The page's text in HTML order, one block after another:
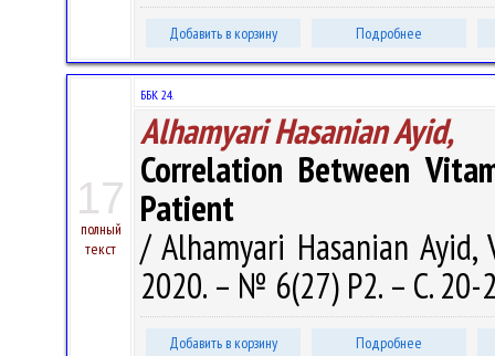
Добавить в корзину Подробнее
17
полный
текст
ББК 24.
Alhamyari Hasanian Ayid,
Correlation Between
Patient
/ Alhamyari Hasanian Ayid,
2020. – № 6(27) P2. – С. 20-
Добавить в корзину Подробнее